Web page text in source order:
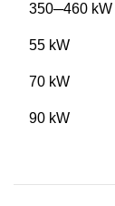
350─460 kW
55 kW
70 kW
90 kW